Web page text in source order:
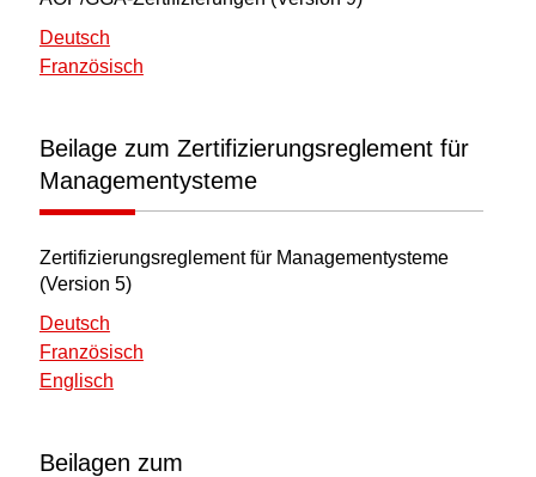
Deutsch
Französisch
Beilage zum Zertifizierungsreglement für
Managementysteme
Zertifizierungsreglement für Managementysteme
(Version 5)
Deutsch
Französisch
Englisch
Beilagen zum